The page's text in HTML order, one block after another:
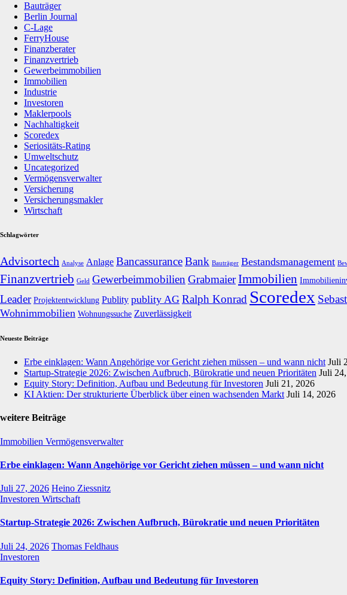
Bauträger
Berlin Journal
C-Lage
FerryHouse
Finanzberater
Finanzvertrieb
Gewerbeimmobilien
Immobilien
Industrie
Investoren
Maklerpools
Nachhaltigkeit
Scoredex
Seriositäts-Rating
Umweltschutz
Uncategorized
Vermögensverwalter
Versicherung
Versicherungsmakler
Wirtschaft
Schlagwörter
Advisortech Analyse Anlage BancassuranceBank Bauträger Bestandsmanagement
Finanzvertrieb Geld Gewerbeimmobilien GrabmaierImmobilien
Leader Projektentwicklung Publity publity AG Ralph Konrad Scoredex
Wohnimmobilien Wohnungssuche Zuverlässigkeit
Neueste Beiträge
Erbe einklagen: Wann Angehörige vor Gericht ziehen müssen – und wann nicht Juli
Startup-Strategie 2026: Zwischen Aufbruch, Bürokratie und neuen Prioritäten Juli
Equity Story: Definition, Aufbau und Bedeutung für Investoren Juli 21, 2026
KI Aktien: Der strukturierte Überblick über einen wachsenden Markt Juli 14, 2026
weitere Beiträge
Immobilien Vermögensverwalter
Erbe einklagen: Wann Angehörige vor Gericht ziehen müssen – und wann nicht
Juli 27, 2026 Heino Ziessnitz
Investoren Wirtschaft
Startup-Strategie 2026: Zwischen Aufbruch, Bürokratie und neuen Prioritäten
Juli 24, 2026 Thomas Feldhaus
Investoren
Equity Story: Definition, Aufbau und Bedeutung für Investoren